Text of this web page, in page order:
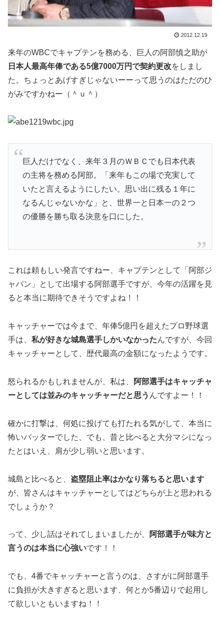
2012.12.19
来年のWBCでキャプテンを務める、巨人の阿部慎之助が
日本人最高年俸である5億7000万円で契約更改をしまし
た。ちょっとあげすぎじゃないーーって思うのはただのひ
がみですかねー（＾ｕ＾）
巨人だけでなく、来年３月のＷＢＣでも日本代表
の主将を務める阿部。「来年もこの場で充実して
いたと言えるようにしたい。思い出に残る１年に
なるんじゃないかな」と、世界一と日本一の２つ
の優勝を勝ち取る決意を口にした。
これは頼もしい発言ですねー、キャプテンとして「阿部ジ
ャパン」として出場する阿部選手ですが、今年の活躍を見
ると本当に期待できそうですよね！！
キャッチャーでは今まで、年俸5億円を超えたプロ野球選
手は、 私が好きな城島選手しかいなかったんですが、今回
キャッチャーとして、歴代最高の金額になったようです。
怒られるかもしれませんが、私は、
阿部選手はキャッチャ
ーとしては並みのキャッチャーだと思う んですよー！！
確かに打撃は、何処に投げても打たれる気がして、本当に
怖いバッターでした、でも、昔と比べると大分マシになっ
たとはいえ、肩が少し弱いと思います。
城島と比べると、 盗塁阻止率はかなり落ちると思います
が、皆さんはキャッチャーとしてはどちらが上と思われる
でしょうか？
って、少し話はそれてしまいましたが、
阿部選手が味方と
言うのは本当に心強いです！！
でも、4番でキャッチャーと言うのは、さすがに阿部選手
に負担が大きすぎると思います、何とか5番辺りで起用し
て欲しいともいますね！！